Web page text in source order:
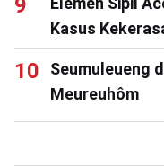
Kasus
Seumuleueng
Meureuhôm